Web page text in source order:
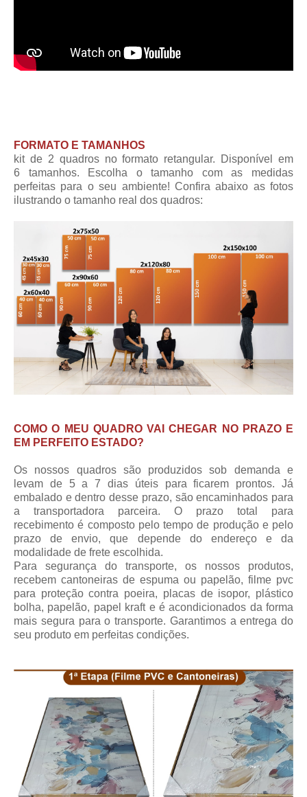
FORMATO E TAMANHOS
kit de 2 quadros no formato retangular. Disponível em
6 tamanhos. Escolha o tamanho com as medidas
perfeitas para o seu ambiente! Confira abaixo as fotos
ilustrando o tamanho real dos quadros:
COMO O MEU QUADRO VAI CHEGAR NO PRAZO E
EM PERFEITO ESTADO?
Os nossos quadros são produzidos sob demanda e
levam de 5 a 7 dias úteis para ficarem prontos. Já
embalado e dentro desse prazo, são encaminhados para
a transportadora parceira. O prazo total para
recebimento é composto pelo tempo de produção e pelo
prazo de envio, que depende do endereço e da
modalidade de frete escolhida.
Para segurança do transporte, os nossos produtos,
recebem cantoneiras de espuma ou papelão, filme pvc
para proteção contra poeira, placas de isopor, plástico
bolha, papelão, papel kraft e é acondicionados da forma
mais segura para o transporte. Garantimos a entrega do
seu produto em perfeitas condições.